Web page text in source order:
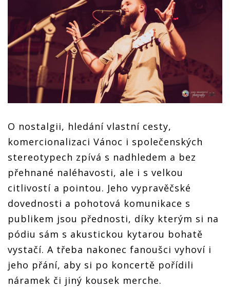
O nostalgii, hledání vlastní cesty,
komercionalizaci Vánoc i společenských
stereotypech zpívá s nadhledem a bez
přehnané naléhavosti, ale i s velkou
citlivostí a pointou. Jeho vypravěčské
dovednosti a pohotová komunikace s
publikem jsou přednosti, díky kterým si na
pódiu sám s akustickou kytarou bohatě
vystačí. A třeba nakonec fanoušci vyhoví i
jeho přání, aby si po koncertě pořídili
náramek či jiný kousek merche.